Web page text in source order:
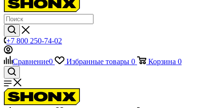
+7 800 250-74-02
Сравнение0 Избранные товары 0 Корзина 0